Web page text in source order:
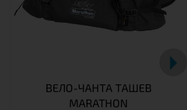
ВЕЛО-ЧАНТА TАШЕВ
MARATHON